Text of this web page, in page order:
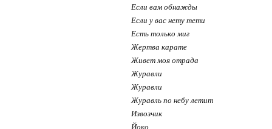
Если вам обнажды
Если у вас нету тети
Есть только миг
Жертва карате
Живет моя отрада
Журавли
Журавли
Журавль по небу летит
Извозчик
Йоко